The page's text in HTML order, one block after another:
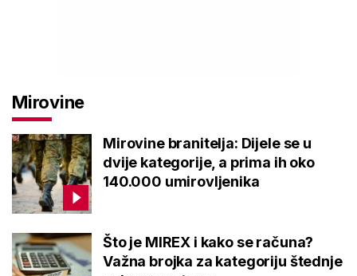
Mirovine
Mirovine branitelja: Dijele se u
dvije kategorije, a prima ih oko
140.000 umirovljenika
Što je MIREX i kako se računa?
Važna brojka za kategoriju štednje